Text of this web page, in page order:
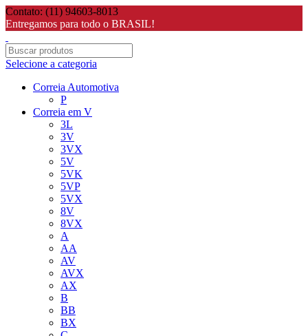
Contato: (11) 94603-8013
Entregamos para todo o BRASIL!
Selecione a categoria
Correia Automotiva
P
Correia em V
3L
3V
3VX
5V
5VK
5VP
5VX
8V
8VX
A
AA
AV
AVX
AX
B
BB
BX